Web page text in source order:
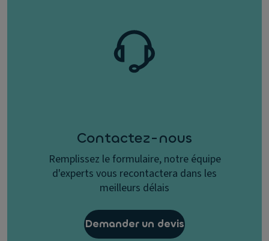
Contactez-nous
Remplissez le formulaire, notre équipe
d'experts vous recontactera dans les
meilleurs délais
Demander un devis